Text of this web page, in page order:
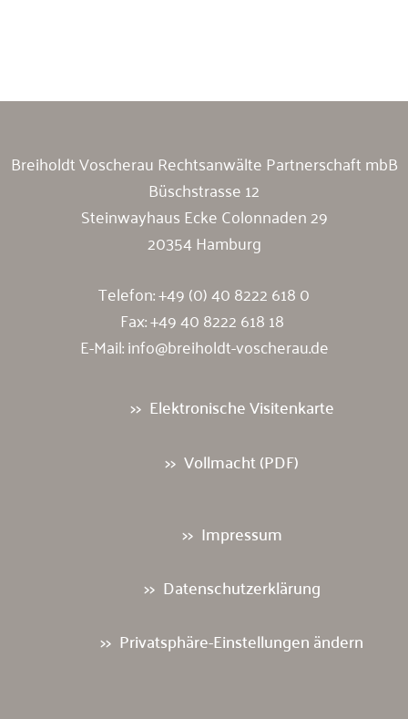
Breiholdt Voscherau Rechtsanwälte Partnerschaft mbB
Büschstrasse 12
Steinwayhaus Ecke Colonnaden 29
20354 Hamburg
Telefon:+49 (0) 40 8222 618 0
Fax: +49 40 8222 618 18
E-Mail:info@breiholdt-voscherau.de
Elektronische Visitenkarte
Vollmacht (PDF)
Impressum
Datenschutzerklärung
Privatsphäre-Einstellungen ändern